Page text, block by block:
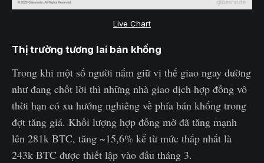
Live Chart
Thị trường tương lai bán khống
Trong khi một số người nắm giữ vị thế giao ngay dường
như đang chốt lời thì những nhà giao dịch hợp đồng vô
thời hạn có xu hướng nghiêng về phía bán khống trong
đợt tăng giá. Khối lượng hợp đồng mở đã tăng mạnh
lên 281k BTC, tăng ~15,6% kể từ mức thấp nhất là
243k BTC được thiết lập vào đầu tháng 3.